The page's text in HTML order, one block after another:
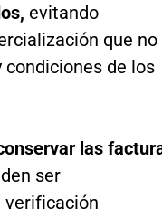
evitando
que no
de los
las
ser
verificación